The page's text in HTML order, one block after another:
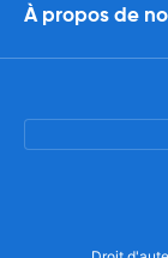
À propos de